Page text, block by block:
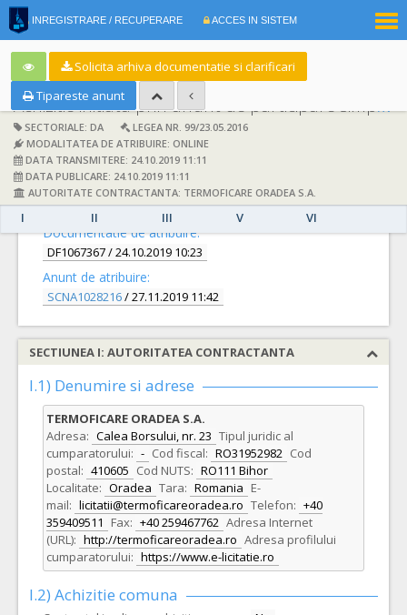
INREGISTRARE / RECUPERARE ACCES IN SISTEM
Solicita arhiva documentatie si clarificari
Tipareste anunt
Achizitie initiata prin anunt de participare simplificat:
SECTORIALE: DA
LEGEA NR. 99/23.05.2016
MODALITATEA DE ATRIBUIRE: ONLINE
DATA TRANSMITERE: 24.10.2019 11:11
DATA PUBLICARE: 24.10.2019 11:11
AUTORITATE CONTRACTANTA: TERMOFICARE ORADEA S.A.
I II III V VI
DETALII
Documentatie de atribuire:
DF1067367/ 24.10.2019 10:23
Anunt de atribuire:
SCNA1028216/ 27.11.2019 11:42
SECTIUNEA I: AUTORITATEA CONTRACTANTA
I.1) Denumire si adrese
TERMOFICARE ORADEA S.A.
Adresa: Calea Borsului, nr. 23 Tipul juridic al
cumparatorului: - Cod fiscal: RO31952982 Cod
postal: 410605 Cod NUTS: RO111 Bihor
Localitate: Oradea Tara: Romania E-
mail: licitatii@termoficareoradea.ro Telefon: +40
359409511
Fax: +40 259467762 Adresa Internet
(URL): http://termoficareoradea.ro Adresa profilului
cumparatorului: https://www.e-licitatie.ro
I.2) Achizitie comuna